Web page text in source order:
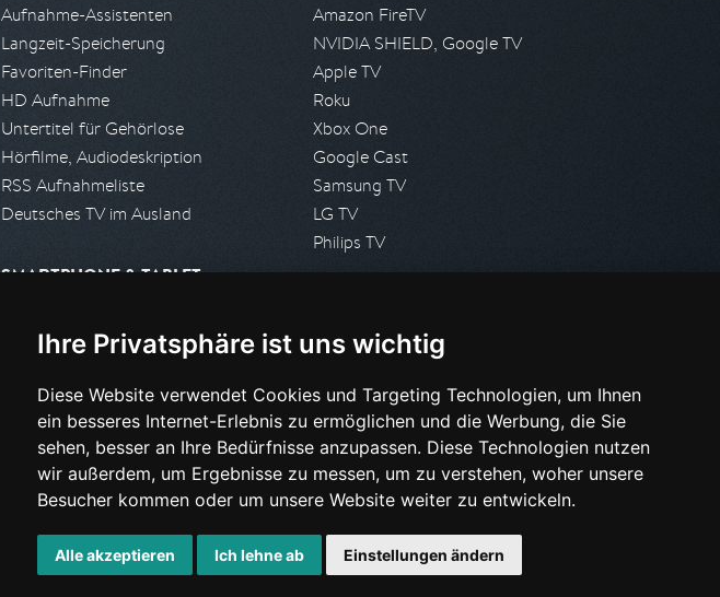
Ihre Privatsphäre ist uns wichtig
Diese Website verwendet Cookies und Targeting Technologien, um Ihnen
ein besseres Internet-Erlebnis zu ermöglichen und die Werbung, die Sie
sehen, besser an Ihre Bedürfnisse anzupassen. Diese Technologien nutzen
wir außerdem, um Ergebnisse zu messen, um zu verstehen, woher unsere
Besucher kommen oder um unsere Website weiter zu entwickeln.
Alle akzeptieren Ich lehne ab Einstellungen ändern
Aufnahme-Assistenten
Langzeit-Speicherung
Favoriten-Finder
HD Aufnahme
Untertitel für Gehörlose
Hörfilme, Audiodeskription
RSS Aufnahmeliste
Deutsches TV im Ausland
SMARTPHONE & TABLET
Android App
PARTNER
Partnerliste
Partner werden
Amazon FireTV
NVIDIA SHIELD, Google TV
Apple TV
Roku
Xbox One
Google Cast
Samsung TV
LG TV
Philips TV
Presseanfrage stellen
HILFE & SUPPORT
Häufig gestellte Fragen
Anfrage stellen